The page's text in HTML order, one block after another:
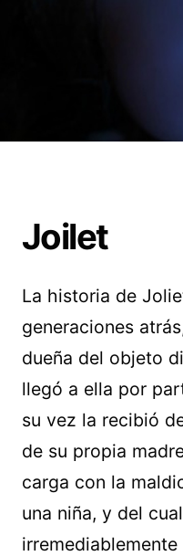
Joilet
La historia de
generaciones
dueña del objeto
llegó a ella por
su vez la recibió
de su propia
carga con la
una niña, y del